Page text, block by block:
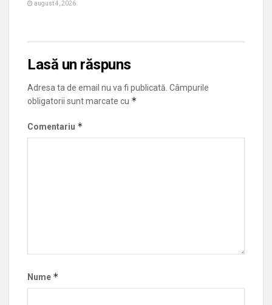
august 4, 2026
Lasă un răspuns
Adresa ta de email nu va fi publicată. Câmpurile
obligatorii sunt marcate cu *
Comentariu *
Nume *